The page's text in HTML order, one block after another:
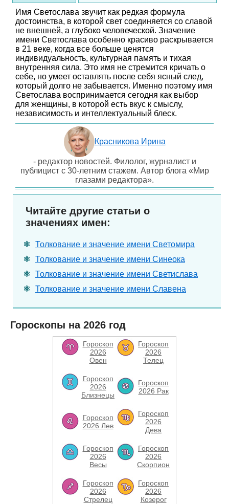
Имя Светослава звучит как редкая формула
достоинства, в которой свет соединяется со славой
не внешней, а глубоко человеческой. Значение
имени Светослава особенно красиво раскрывается
в 21 веке, когда все больше ценятся
индивидуальность, культурная память и тихая
внутренняя сила. Это имя не стремится кричать о
себе, но умеет оставлять после себя ясный след,
который долго не забывается. Именно поэтому имя
Светослава воспринимается сегодня как выбор
для женщины, в которой есть вкус к смыслу,
независимость и интеллектуальный блеск.
Красникова Ирина
- редактор новостей. Филолог, журналист и
публицист с 30-летним стажем. Автор блога «Мир
глазами редактора».
Читайте другие статьи о
значениях имен:
Толкование и значение имени Светомира
Толкование и значение имени Синеока
Толкование и значение имени Светислава
Толкование и значение имени Славена
Гороскопы на 2026 год
Гороскоп
2026
Овен
Гороскоп
2026
Телец
Гороскоп
2026
Близнецы
Гороскоп
2026 Рак
Гороскоп
2026 Лев
Гороскоп
2026
Дева
Гороскоп
2026
Весы
Гороскоп
2026
Скорпион
Гороскоп
2026
Стрелец
Гороскоп
2026
Козерог